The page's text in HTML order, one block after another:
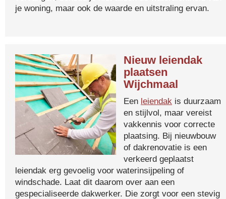
je woning, maar ook de waarde en uitstraling ervan.
Nieuw leiendak
plaatsen
Wijchmaal
Een leiendak is duurzaam
en stijlvol, maar vereist
vakkennis voor correcte
plaatsing. Bij nieuwbouw
of dakrenovatie is een
verkeerd geplaatst
leiendak erg gevoelig voor waterinsijpeling of
windschade. Laat dit daarom over aan een
gespecialiseerde dakwerker. Die zorgt voor een stevig